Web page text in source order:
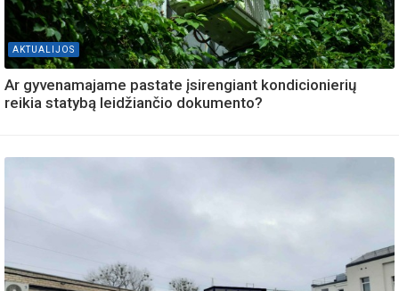
AKTUALIJOS
Ar gyvenamajame pastate įsirengiant kondicionierių
reikia statybą leidžiančio dokumento?